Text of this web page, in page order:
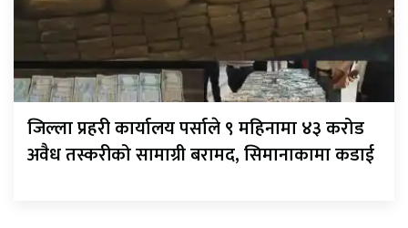
जिल्ला प्रहरी कार्यालय पर्साले ९ महिनामा ४३ करोड
अवैध तस्करीको सामाग्री बरामद, सिमानाकामा कडाई